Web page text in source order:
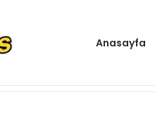
Anasayfa
Bakanlığından Sudan için